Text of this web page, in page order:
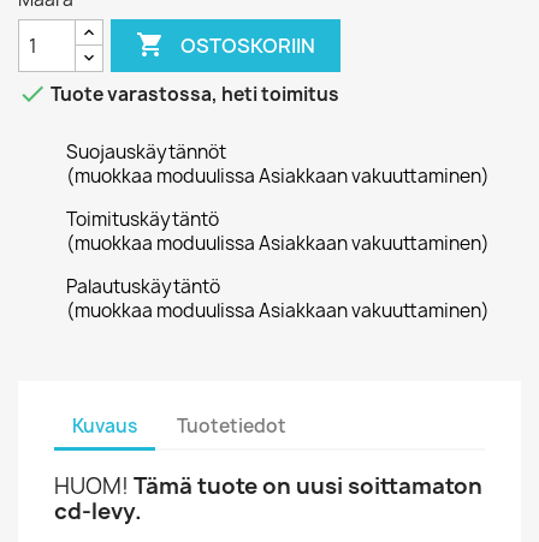
 OSTOSKORIIN
 Tuote varastossa, heti toimitus
Suojauskäytännöt
(muokkaa moduulissa Asiakkaan vakuuttaminen)
Toimituskäytäntö
(muokkaa moduulissa Asiakkaan vakuuttaminen)
Palautuskäytäntö
(muokkaa moduulissa Asiakkaan vakuuttaminen)
Kuvaus Tuotetiedot
HUOM! Tämä tuote on uusi soittamaton
cd-levy.